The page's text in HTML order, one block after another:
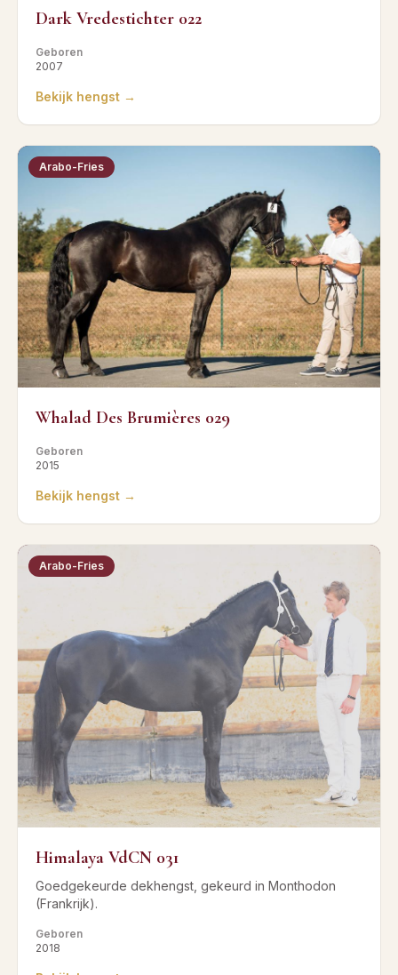
Dark Vredestichter 022
Geboren
2007
Bekijk hengst →
Arabo-Fries
Whalad Des Brumières 029
Geboren
2015
Bekijk hengst →
Arabo-Fries
Himalaya VdCN 031
Goedgekeurde dekhengst, gekeurd in Monthodon
(Frankrijk).
Geboren
2018